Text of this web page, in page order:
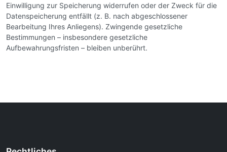
Einwilligung zur Speicherung widerrufen oder der Zweck für die
Datenspeicherung entfällt (z. B. nach abgeschlossener
Bearbeitung Ihres Anliegens). Zwingende gesetzliche
Bestimmungen – insbesondere gesetzliche
Aufbewahrungsfristen – bleiben unberührt.